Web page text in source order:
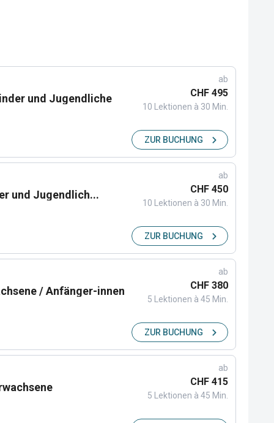
und Jugendliche
ab
CHF 495
10 Lektionen à 30 Min.
ZUR BUCHUNG
und Jugendlich...
ab
CHF 450
10 Lektionen à 30 Min.
ZUR BUCHUNG
/ Anfänger-innen
ab
CHF 380
5 Lektionen à 45 Min.
ZUR BUCHUNG
ab
CHF 415
5 Lektionen à 45 Min.